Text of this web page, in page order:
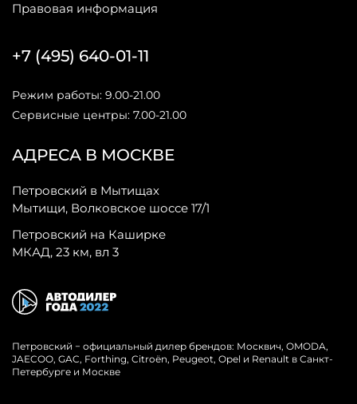
Правовая информация
АДРЕСА В МОСКВЕ
Петровский в Мытищах
Мытищи, Волковское шоссе 17/1
Петровский на Каширке
МКАД, 23 км, вл 3
+7 (495) 640-01-11
Режим работы: 9.00-21.00
Сервисные центры: 7.00-21.00
Петровский − официальный дилер брендов: Москвич, OMODA,
JAECOO, GAC, Forthing, Citroёn, Peugeot, Opel и Renault в Санкт-
Петербурге и Москве